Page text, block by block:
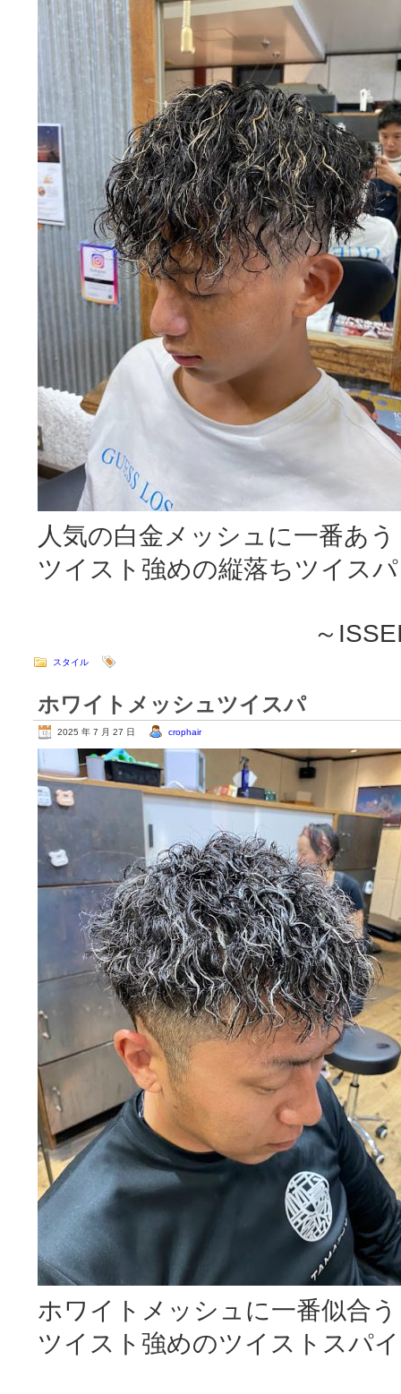
人気の白金メッシュに一番あう
ツイスト強めの縦落ちツイスパ
～ISSEI
スタイル
ホワイトメッシュツイスパ
2025 年 7 月 27 日 crophair
ホワイトメッシュに一番似合う
ツイスト強めのツイストスパ